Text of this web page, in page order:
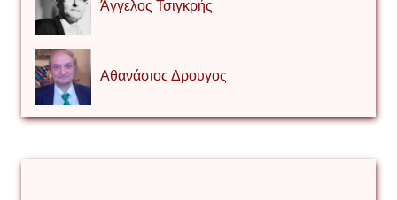
Άγγελος Τσιγκρής
Αθανάσιος Δρουγος